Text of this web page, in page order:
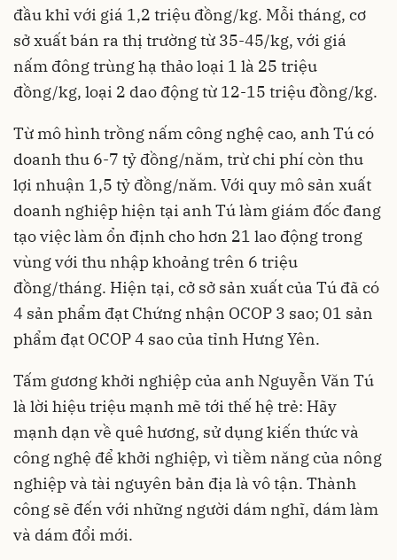
đầu khỉ với giá 1,2 triệu đồng/kg. Mỗi tháng, cơ
sở xuất bán ra thị trường từ 35-45/kg, với giá
nấm đông trùng hạ thảo loại 1 là 25 triệu
đồng/kg, loại 2 dao động từ 12-15 triệu đồng/kg.
Từ mô hình trồng nấm công nghệ cao, anh Tú có
doanh thu 6-7 tỷ đồng/năm, trừ chi phí còn thu
lợi nhuận 1,5 tỷ đồng/năm. Với quy mô sản xuất
doanh nghiệp hiện tại anh Tú làm giám đốc đang
tạo việc làm ổn định cho hơn 21 lao động trong
vùng với thu nhập khoảng trên 6 triệu
đồng/tháng. Hiện tại, cở sở sản xuất của Tú đã có
4 sản phẩm đạt Chứng nhận OCOP 3 sao; 01 sản
phẩm đạt OCOP 4 sao của tỉnh Hưng Yên.
Tấm gương khởi nghiệp của anh Nguyễn Văn Tú
là lời hiệu triệu mạnh mẽ tới thế hệ trẻ: Hãy
mạnh dạn về quê hương, sử dụng kiến thức và
công nghệ để khởi nghiệp, vì tiềm năng của nông
nghiệp và tài nguyên bản địa là vô tận. Thành
công sẽ đến với những người dám nghĩ, dám làm
và dám đổi mới.